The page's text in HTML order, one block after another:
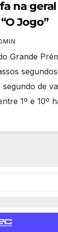
na
Jogo”
Grande
de
1º e 10º